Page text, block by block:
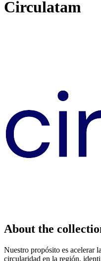
Circulatam
About the
Nuestro propósito es acelerar
circularidad en la región,